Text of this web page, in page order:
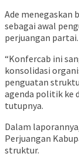
Ade menegaskan
sebagai awal
perjuangan partai.
“Konfercab ini
konsolidasi
penguatan
agenda politik ke
tutupnya.
Dalam
Perjuangan
struktur.